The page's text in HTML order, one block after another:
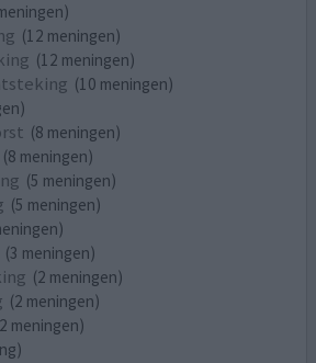
(12 meningen)
(12 meningen)
(10 meningen)
(8 meningen)
(8 meningen)
(5 meningen)
(5 meningen)
(3 meningen)
(2 meningen)
(2 meningen)
meningen)